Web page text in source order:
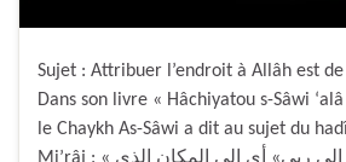
Sujet : Attribuer l’endroit à Allâh est
Dans son livre « Hâchiyatou s-Sâwi
le Chaykh As-Sâwi a dit au sujet du